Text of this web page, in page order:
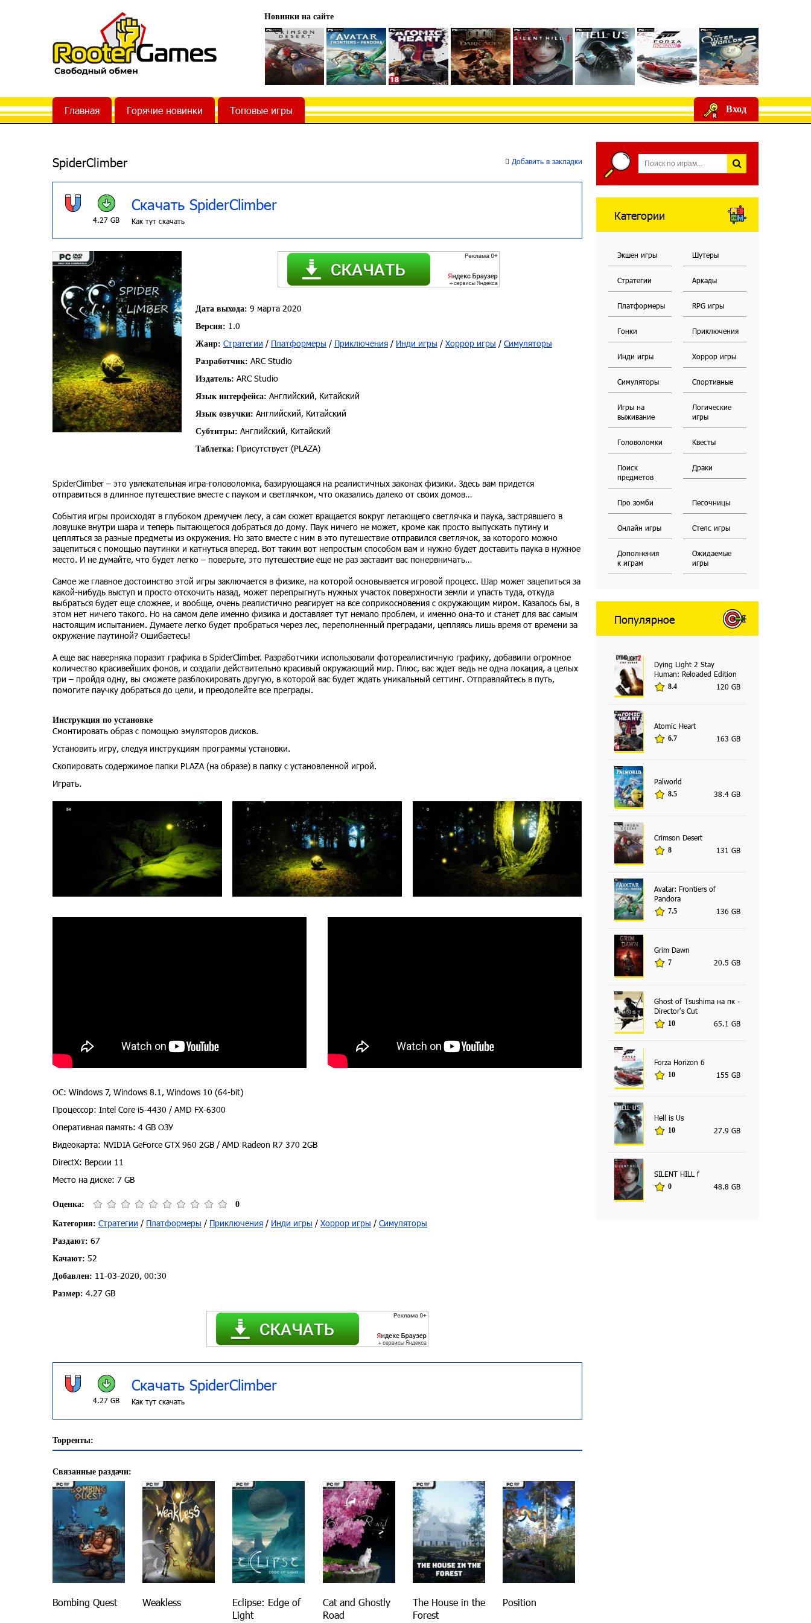
Новинки на сайте
Главная Горячие новинки Топовые игры Вход
SpiderClimber Добавить в закладки
4.27 GB
Скачать SpiderClimber
Как тут скачать
Дата выхода: 9 марта 2020
Версия: 1.0
Жанр: Стратегии / Платформеры / Приключения/ Инди игры / Хоррор игры / Симуляторы
Разработчик: ARC Studio
Издатель: ARC Studio
Язык интерфейса: Английский, Китайский
Язык озвучки: Английский, Китайский
Субтитры: Английский, Китайский
Таблетка: Присутствует (PLAZA)
SpiderClimber – это увлекательная игра-головоломка, базирующаяся на реалистичных законах физики. Здесь вам придется
отправиться в длинное путешествие вместе с пауком и светлячком, что оказались далеко от своих домов…
События игры происходят в глубоком дремучем лесу, а сам сюжет вращается вокруг летающего светлячка и паука, застрявшего в
ловушке внутри шара и теперь пытающегося добраться до дому. Паук ничего не может, кроме как просто выпускать путину и
цепляться за разные предметы из окружения. Но зато вместе с ним в это путешествие отправился светлячок, за которого можно
зацепиться с помощью паутинки и катнуться вперед. Вот таким вот непростым способом вам и нужно будет доставить паука в нужное
место. И не думайте, что будет легко – поверьте, это путешествие еще не раз заставит вас понервничать…
Самое же главное достоинство этой игры заключается в физике, на которой основывается игровой процесс. Шар может зацепиться за
какой-нибудь выступ и просто отскочить назад, может перепрыгнуть нужных участок поверхности земли и упасть туда, откуда
выбраться будет еще сложнее, и вообще, очень реалистично реагирует на все соприкосновения с окружающим миром. Казалось бы, в
этом нет ничего такого. Но на самом деле именно физика и доставляет тут немало проблем, и именно она-то и станет для вас самым
настоящим испытанием. Думаете легко будет пробраться через лес, переполненный преградами, цепляясь лишь время от времени за
окружение паутиной? Ошибаетесь!
А еще вас наверняка поразит графика в SpiderClimber. Разработчики использовали фотореалистичную графику, добавили огромное
количество красивейших фонов, и создали действительно красивый окружающий мир. Плюс, вас ждет ведь не одна локация, а целых
три – пройдя одну, вы сможете разблокировать другую, в которой вас будет ждать уникальный сеттинг. Отправляйтесь в путь,
помогите паучку добраться до цели, и преодолейте все преграды.
Инструкция по установке
Смонтировать образ с помощью эмуляторов дисков.
Установить игру, следуя инструкциям программы установки.
Скопировать содержимое папки PLAZA (на образе) в папку с установленной игрой.
Играть.
ОС: Windows 7, Windows 8.1, Windows 10 (64-bit)
Процессор: Intel Core i5-4430 / AMD FX-6300
Оперативная память: 4 GB ОЗУ
Видеокарта: NVIDIA GeForce GTX 960 2GB / AMD Radeon R7 370 2GB
DirectX: Версии 11
Место на диске: 7 GB
Оценка: 0
Категория: Стратегии / Платформеры / Приключения / Инди игры / Хоррор игры / Симуляторы
Раздают: 67
Качают: 52
Добавлен: 11-03-2020, 00:30
Размер: 4.27 GB
4.27 GB
Скачать SpiderClimber
Как тут скачать
Торренты:
Связанные раздачи:
Bombing Quest Weakless
Eclipse: Edge of
Light
Cat and Ghostly
Road
The House in the
Forest
Position
Категории
Экшен игры Шутеры
Стратегии Аркады
Платформеры RPG игры
Гонки Приключения
Инди игры Хоррор игры
Симуляторы Спортивные
Игры на
выживание
Логические
игры
Головоломки Квесты
Поиск
предметов
Драки
Про зомби Песочницы
Онлайн игры Стелс игры
Дополнения
к играм
Ожидаемые
игры
Популярное
Dying Light 2 Stay
Human: Reloaded Edition
8.4 120 GB
Atomic Heart
6.7 163 GB
Palworld
8.5 38.4 GB
Crimson Desert
8 131 GB
Avatar: Frontiers of
Pandora
7.5 136 GB
Grim Dawn
7 20.5 GB
Ghost of Tsushima на пк -
Director's Cut
10 65.1 GB
Forza Horizon 6
10 155 GB
Hell is Us
10 27.9 GB
SILENT HILL f
0 48.8 GB